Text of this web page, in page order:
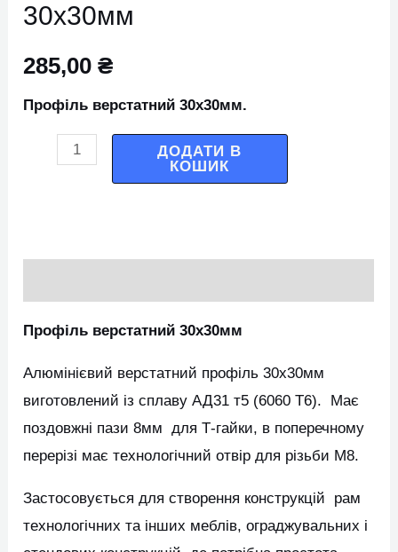
30х30мм
285,00₴
Профіль верстатний 30х30мм.
ДОДАТИ В
КОШИК
Профіль верстатний 30х30мм
Алюмінієвий верстатний профіль 30х30мм
виготовлений із сплаву АД31 т5 (6060 Т6). Має
поздовжні пази 8мм для Т-гайки, в поперечному
перерізі має технологічний отвір для різьби М8.
Застосовується для створення конструкцій рам
технологічних та інших меблів, ограджувальних і